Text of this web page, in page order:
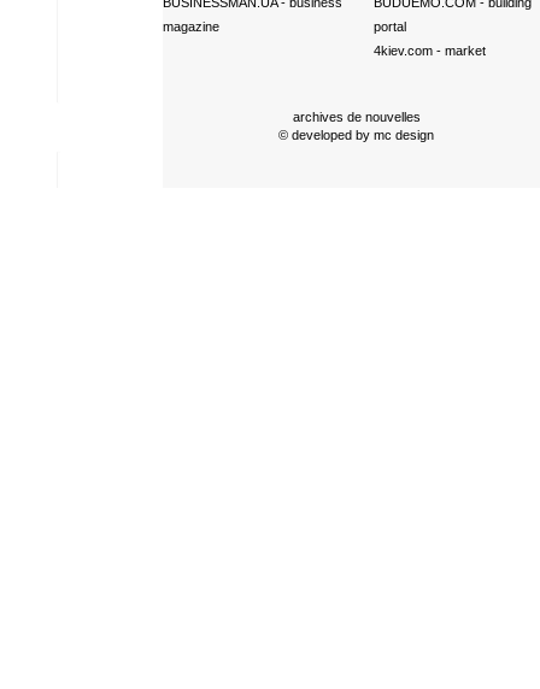
magazine
portal
4kiev.com- market
archives de nouvelles
© developed by mc design